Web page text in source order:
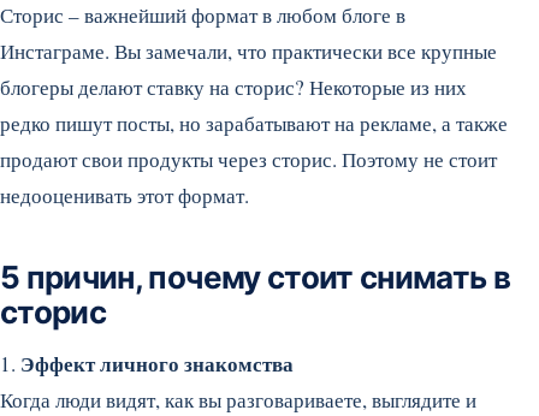
Сторис – важнейший формат в любом блоге в
Инстаграме. Вы замечали, что практически все крупные
блогеры делают ставку на сторис? Некоторые из них
редко пишут посты, но зарабатывают на рекламе, а также
продают свои продукты через сторис. Поэтому не стоит
недооценивать этот формат.
5 причин, почему стоит снимать в
сторис
1. Эффект личного знакомства
Когда люди видят, как вы разговариваете, выглядите и